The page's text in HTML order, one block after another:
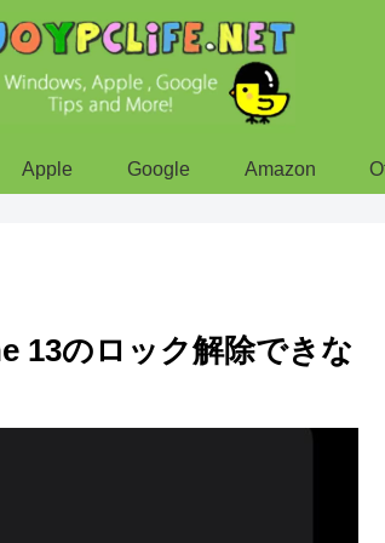
Apple Google Amazon
13のロック解除できな